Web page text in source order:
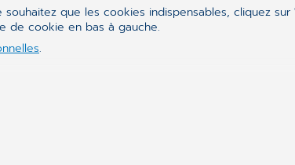
que les cookies indispensables, cliquez
de cookie en bas à gauche.
.